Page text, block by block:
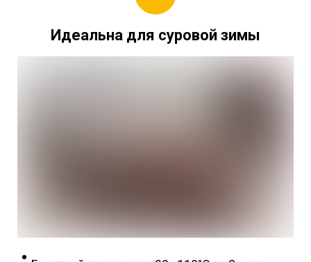
Идеальна для суровой зимы